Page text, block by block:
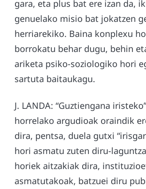
gara, eta plus bat ere izan da,
genuelako misio bat jokatzen
herriarekiko. Baina konplexu
borrokatu behar dugu, behin
ariketa psiko-soziologiko hori
sartuta baitaukagu.
J. LANDA: “Guztiengana
horrelako argudioak oraindik
dira, pentsa, duela gutxi
hori asmatu zuten diru-
horiek aitzakiak dira,
asmatutakoak, batzuei diru